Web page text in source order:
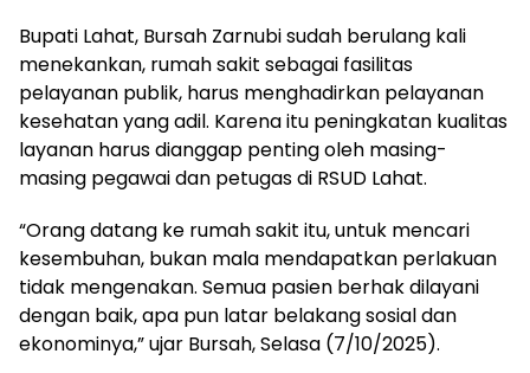
Bupati Lahat, Bursah Zarnubi sudah berulang kali
menekankan, rumah sakit sebagai fasilitas
pelayanan publik, harus menghadirkan pelayanan
kesehatan yang adil. Karena itu peningkatan kualitas
layanan harus dianggap penting oleh masing-
masing pegawai dan petugas di RSUD Lahat.
“Orang datang ke rumah sakit itu, untuk mencari
kesembuhan, bukan mala mendapatkan perlakuan
tidak mengenakan. Semua pasien berhak dilayani
dengan baik, apa pun latar belakang sosial dan
ekonominya,” ujar Bursah, Selasa (7/10/2025).